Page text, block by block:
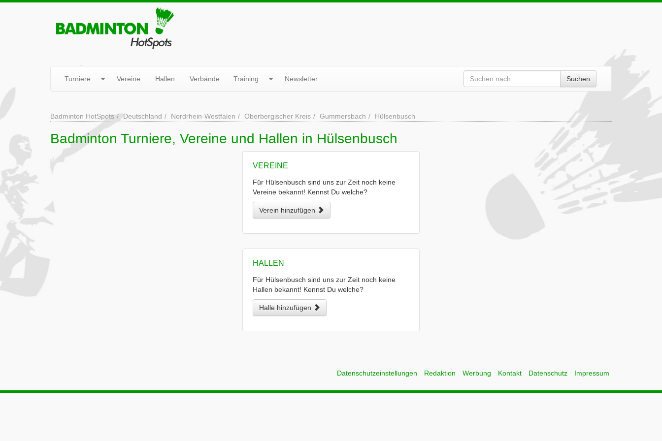
Turniere Vereine Hallen Verbände Training Newsletter Suchen
Badminton HotSpots Deutschland Nordrhein-Westfalen Oberbergischer Kreis Gummersbach Hülsenbusch
Badminton Turniere, Vereine und Hallen in Hülsenbusch
VEREINE
Für Hülsenbusch sind uns zur Zeit noch keine
Vereine bekannt! Kennst Du welche?
Verein hinzufügen
HALLEN
Für Hülsenbusch sind uns zur Zeit noch keine
Hallen bekannt! Kennst Du welche?
Halle hinzufügen
Datenschutzeinstellungen Redaktion Werbung Kontakt Datenschutz Impressum